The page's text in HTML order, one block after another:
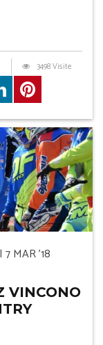
3498 Visite
| 7 MAR '18
VINCONO